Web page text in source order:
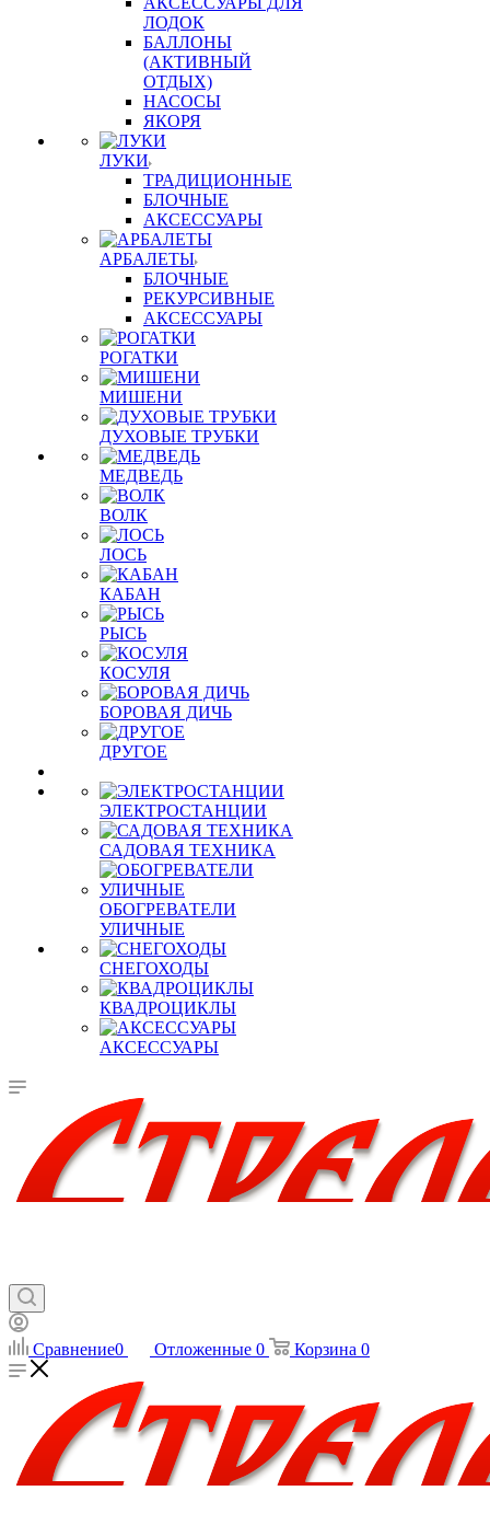
ЛОДОК
БАЛЛОНЫ
(АКТИВНЫЙ
ОТДЫХ)
НАСОСЫ
ЯКОРЯ
ЛУКИ
ТРАДИЦИОННЫЕ
БЛОЧНЫЕ
АКСЕССУАРЫ
АРБАЛЕТЫ
БЛОЧНЫЕ
РЕКУРСИВНЫЕ
АКСЕССУАРЫ
РОГАТКИ
МИШЕНИ
ДУХОВЫЕ ТРУБКИ
МЕДВЕДЬ
ВОЛК
ЛОСЬ
КАБАН
РЫСЬ
КОСУЛЯ
БОРОВАЯ ДИЧЬ
ДРУГОЕ
ЭЛЕКТРОСТАНЦИИ
САДОВАЯ ТЕХНИКА
ОБОГРЕВАТЕЛИ
УЛИЧНЫЕ
СНЕГОХОДЫ
КВАДРОЦИКЛЫ
АКСЕССУАРЫ
Сравнение0 Отложенные 0 Корзина 0